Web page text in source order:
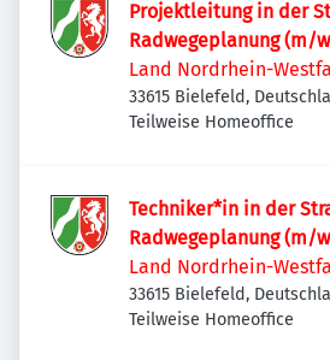
Projektleitung in der
Radwegeplanung (m/
Land Nordrhein-
33615 Bielefeld,
Teilweise Homeoffice
Techniker*in in der
Radwegeplanung (m/
Land Nordrhein-
33615 Bielefeld,
Teilweise Homeoffice